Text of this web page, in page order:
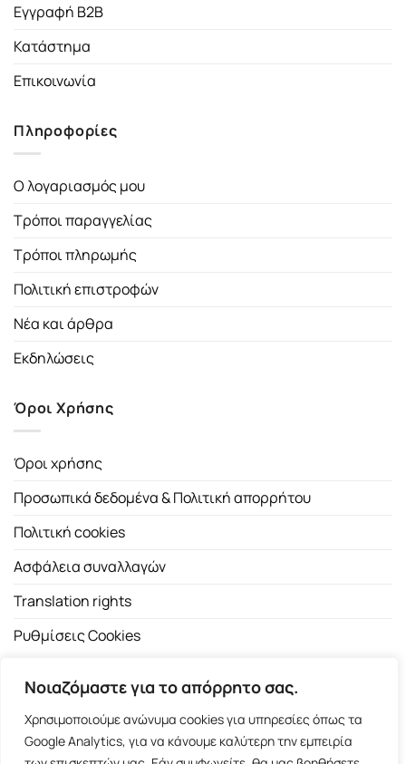
Νοιαζόμαστε για το απόρρητο σας.
Χρησιμοποιούμε ανώνυμα cookies για υπηρεσίες όπως τα
Google Analytics, για να κάνουμε καλύτερη την εμπειρία
Εγγραφή B2B
Κατάστημα
Επικοινωνία
Πληροφορίες
Ο λογαριασμός μου
Τρόποι παραγγελίας
Τρόποι πληρωμής
Πολιτική επιστροφών
Νέα και άρθρα
Εκδηλώσεις
Όροι Χρήσης
Όροι χρήσης
Προσωπικά δεδομένα & Πολιτική απορρήτου
Πολιτική cookies
Ασφάλεια συναλλαγών
Translation rights
Ρυθμίσεις Cookies